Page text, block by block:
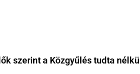
szerint a Közgyűlés tudta